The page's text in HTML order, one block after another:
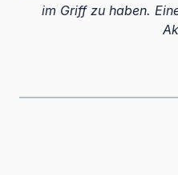
im Griff zu haben.